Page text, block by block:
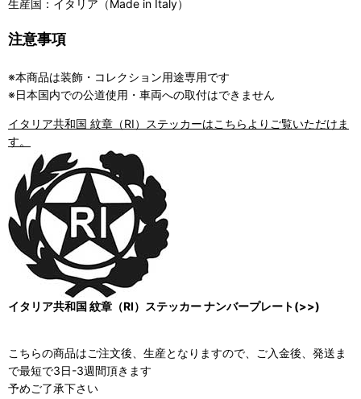
生産国：イタリア（Made in Italy）
注意事項
※本商品は装飾・コレクション用途専用です
※日本国内での公道使用・車両への取付はできません
イタリア共和国 紋章（RI）ステッカーはこちらよりご覧いただけま
す。
イタリア共和国 紋章（RI）ステッカー ナンバープレート(>>)
こちらの商品はご注文後、生産となりますので、ご入金後、発送ま
で最短で3日-3週間頂きます
予めご了承下さい